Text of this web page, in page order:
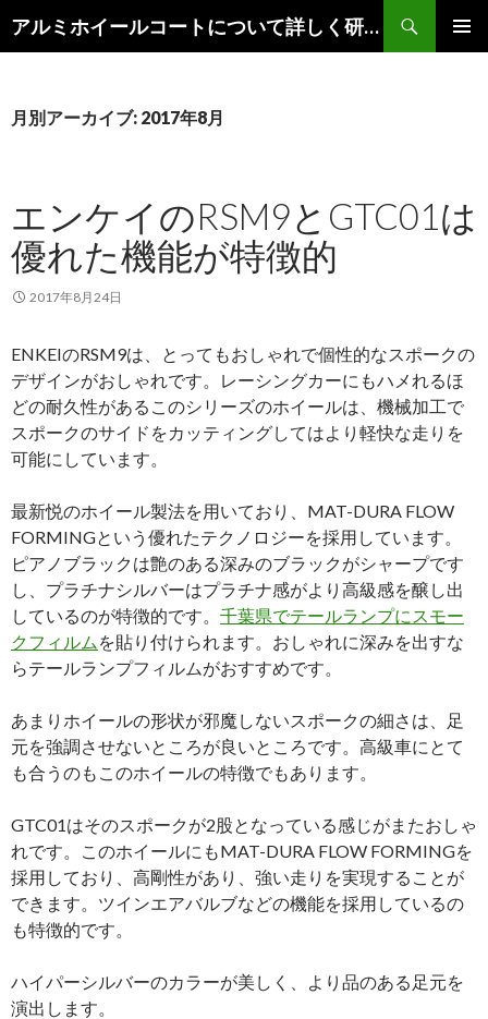
アルミホイールコートについて詳しく研究します。
索
ン
月別アーカイブ: 2017年8月
エンケイのRSM9とGTC01は
優れた機能が特徴的
2017年8月24日
ENKEIのRSM9は、とってもおしゃれで個性的なスポークの
デザインがおしゃれです。レーシングカーにもハメれるほ
どの耐久性があるこのシリーズのホイールは、機械加工で
スポークのサイドをカッティングしてはより軽快な走りを
可能にしています。
最新悦のホイール製法を用いており、MAT-DURA FLOW
FORMINGという優れたテクノロジーを採用しています。
ピアノブラックは艶のある深みのブラックがシャープです
し、プラチナシルバーはプラチナ感がより高級感を醸し出
しているのが特徴的です。 千葉県でテールランプにスモー
クフィルム を貼り付けられます。おしゃれに深みを出すな
らテールランプフィルムがおすすめです。
あまりホイールの形状が邪魔しないスポークの細さは、足
元を強調させないところが良いところです。高級車にとて
も合うのもこのホイールの特徴でもあります。
GTC01はそのスポークが2股となっている感じがまたおしゃ
れです。このホイールにもMAT-DURA FLOW FORMINGを
採用しており、高剛性があり、強い走りを実現することが
できます。ツインエアバルブなどの機能を採用しているの
も特徴的です。
ハイパーシルバーのカラーが美しく、より品のある足元を
演出します。